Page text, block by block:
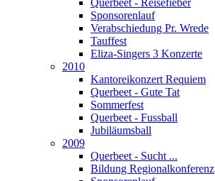
Sponsorenlauf
Verabschiedung Pr. Wrede
Tauffest
Eliza-Singers 3 Konzerte
2010
Kantoreikonzert Requiem
Querbeet - Gute Tat
Sommerfest
Querbeet - Fussball
Jubiläumsball
2009
Querbeet - Sucht ...
Bildung Regionalkonferenz